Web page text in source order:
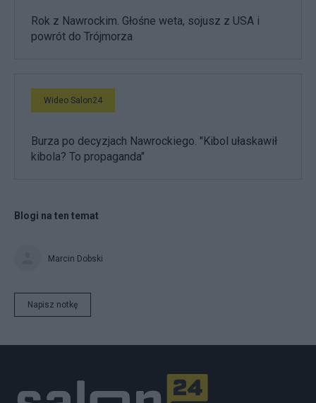
Rok z Nawrockim. Głośne weta, sojusz z USA i
powrót do Trójmorza
Wideo Salon24
Burza po decyzjach Nawrockiego. "Kibol ułaskawił
kibola? To propaganda"
Blogi na ten temat
Marcin Dobski
Napisz notkę